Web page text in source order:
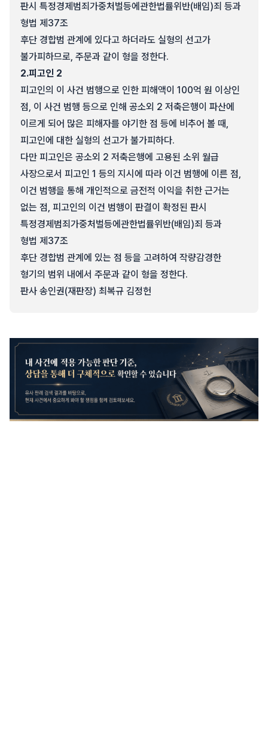
판시 특정경제범죄가중처벌등에관한법률위반(배임)죄 등과
형법 제37조
후단 경합범 관계에 있다고 하더라도 실형의 선고가
불가피하므로, 주문과 같이 형을 정한다.
2.피고인 2
피고인의 이 사건 범행으로 인한 피해액이 100억 원 이상인
점, 이 사건 범행 등으로 인해 공소외 2 저축은행이 파산에
이르게 되어 많은 피해자를 야기한 점 등에 비추어 볼 때,
피고인에 대한 실형의 선고가 불가피하다.
다만 피고인은 공소외 2 저축은행에 고용된 소위 월급
사장으로서 피고인 1 등의 지시에 따라 이건 범행에 이른 점,
이건 범행을 통해 개인적으로 금전적 이익을 취한 근거는
없는 점, 피고인의 이건 범행이 판결이 확정된 판시
특정경제범죄가중처벌등에관한법률위반(배임)죄 등과
형법 제37조
후단 경합범 관계에 있는 점 등을 고려하여 작량감경한
형기의 범위 내에서 주문과 같이 형을 정한다.
판사 송인권(재판장) 최복규 김정헌